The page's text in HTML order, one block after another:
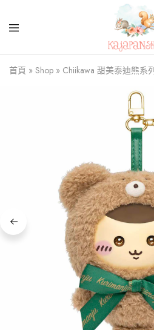
Kajapanshop
日
韓
首頁 » Shop » Chiikawa 甜美泰迪熊系